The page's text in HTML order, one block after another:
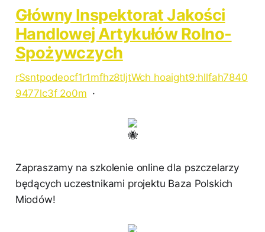
Główny Inspektorat Jakości
Handlowej Artykułów Rolno-
Spożywczych
rSsntpodeocf1r1mfhz8tljtWch hoaight9:hllfah7840
9477lc3f 2o0m ·
Zapraszamy na szkolenie online dla pszczelarzy
będących uczestnikami projektu Baza Polskich
Miodów!